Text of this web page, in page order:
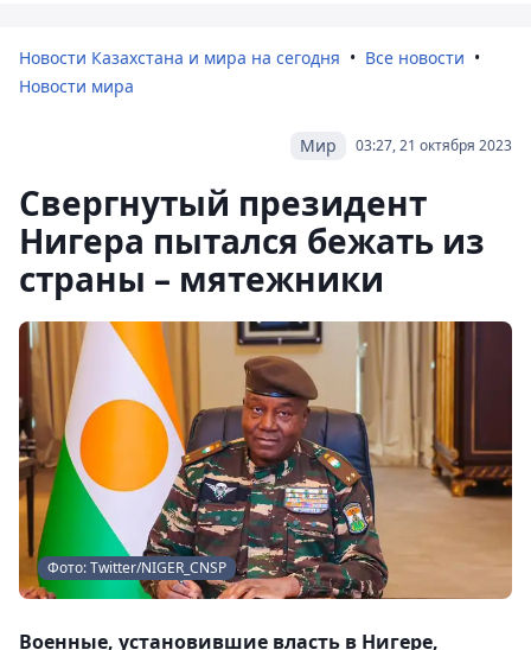
Новости Казахстана и мира на сегодня
Все новости
Новости мира
03:27, 21 октября 2023
Мир
Свергнутый президент
Нигера пытался бежать из
страны – мятежники
Фото: Тwitter/NIGER_CNSP
Военные, установившие власть в Нигере,